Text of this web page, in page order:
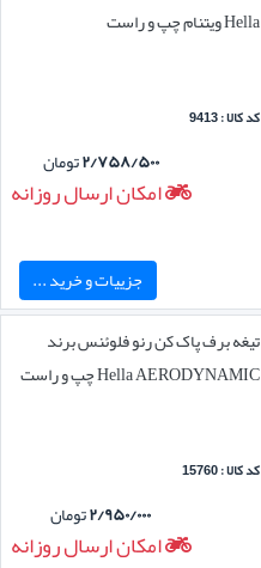
Hella ویتنام چپ و راست
کد کالا : 9413
۲/۷۵۸/۵۰۰تومان
امکان ارسال روزانه
جزییات و خرید ...
تیغه برف پاک کن رنو فلوئنس برند
Hella AERODYNAMIC چپ و راست
کد کالا : 15760
۲/۹۵۰/۰۰۰تومان
امکان ارسال روزانه